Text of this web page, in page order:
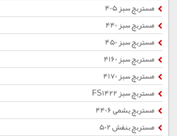
مستربچ سبز 405
مستربچ سبز 440
مستربچ سبز 450
مستربچ سبز 4160
مستربچ سبز 4170
مستربچ سبز FS1422
مستربچ یشمی 4406
مستربچ بنفش 502